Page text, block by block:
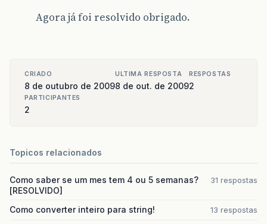
Agora já foi resolvido obrigado.
CRIADO
8 de outubro de 2009
ULTIMA RESPOSTA
8 de out. de 2009
RESPOSTAS
2
PARTICIPANTES
2
Topicos relacionados
Como saber se um mes tem 4 ou 5 semanas?
[RESOLVIDO]
31 respostas
Como converter inteiro para string! 13 respostas